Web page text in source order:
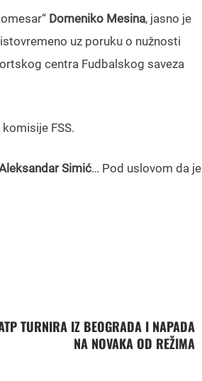
Domeniko Mesina, jasno je
uz poruku o nužnosti
centra Fudbalskog saveza
FSS.
Simić… Pod uslovom da je
TURNIRA IZ BEOGRADA I NAPADA
NA NOVAKA OD REŽIMA